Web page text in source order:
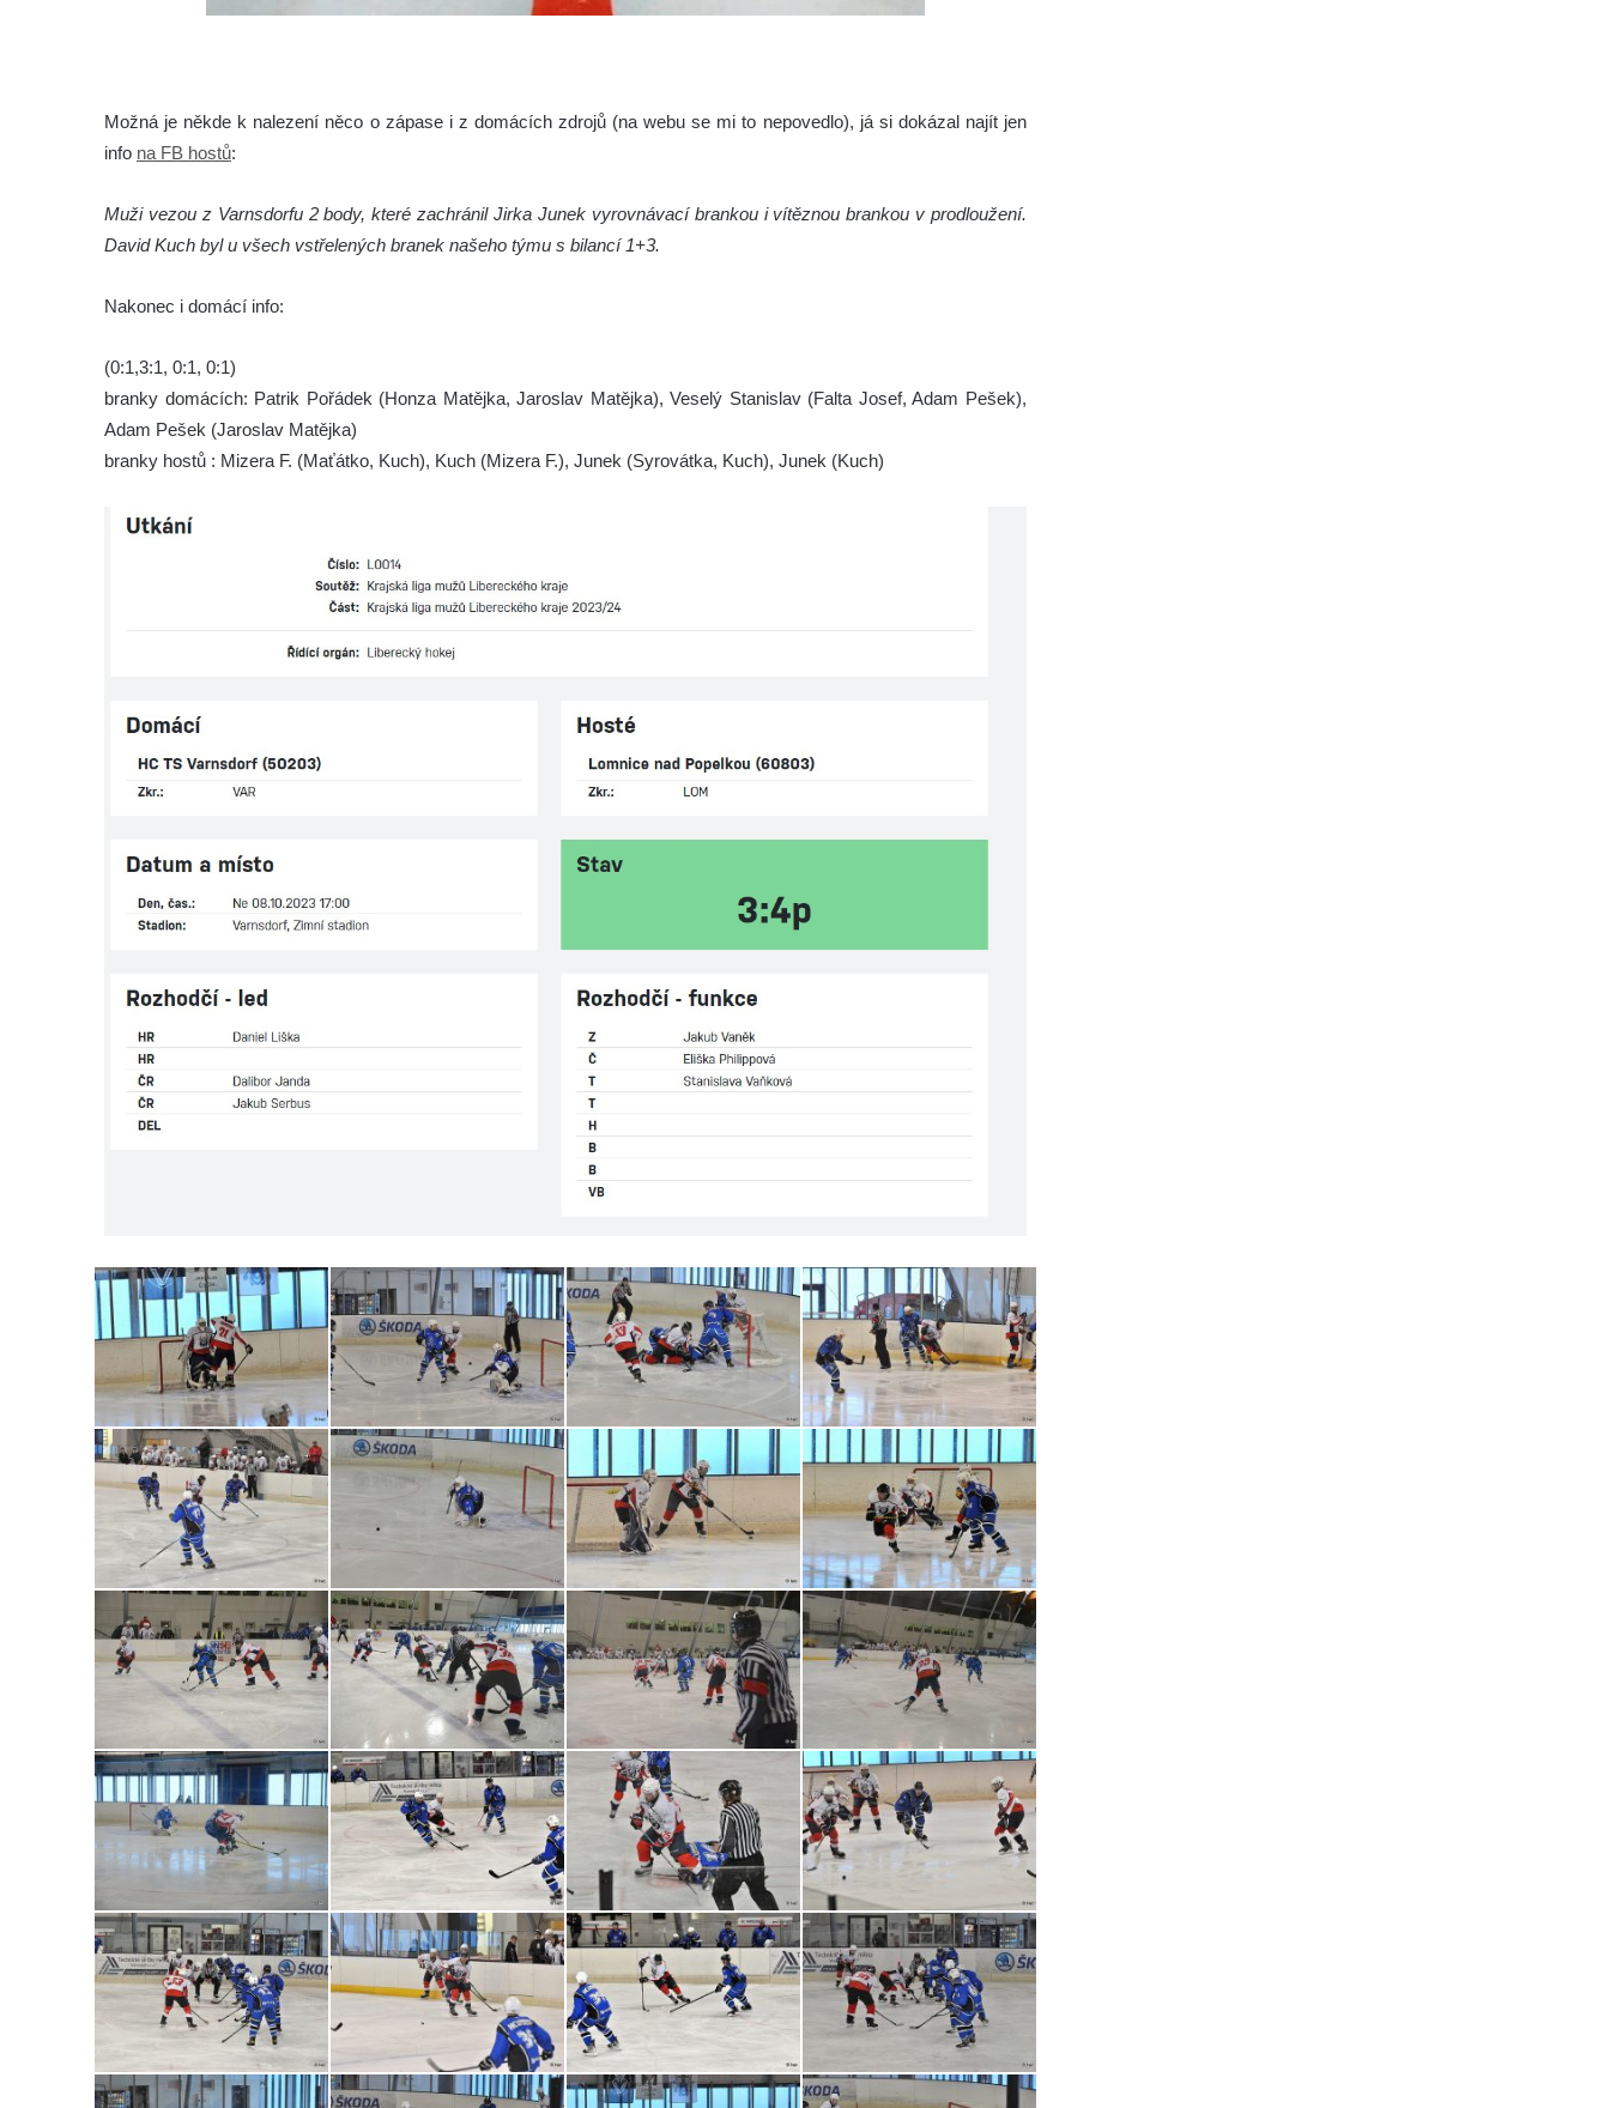
Možná je někde k nalezení něco o zápase i z domácích zdrojů (na webu se mi to nepovedlo), já si dokázal najít jen
info na FB hostů:
Muži vezou z Varnsdorfu 2 body, které zachránil Jirka Junek vyrovnávací brankou i vítěznou brankou v prodloužení.
David Kuch byl u všech vstřelených branek našeho týmu s bilancí 1+3.
Nakonec i domácí info:
(0:1,3:1, 0:1, 0:1)
branky domácích: Patrik Pořádek (Honza Matějka, Jaroslav Matějka), Veselý Stanislav (Falta Josef, Adam Pešek),
Adam Pešek (Jaroslav Matějka)
branky hostů : Mizera F. (Maťátko, Kuch), Kuch (Mizera F.), Junek (Syrovátka, Kuch), Junek (Kuch)